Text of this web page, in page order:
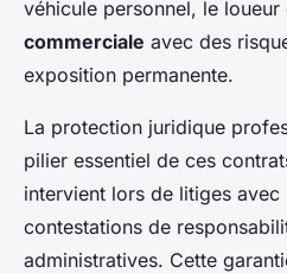
véhicule personnel, le
commerciale avec des
exposition permanente.
La protection juridique
pilier essentiel de ces
intervient lors de litiges avec
contestations de
administratives. Cette